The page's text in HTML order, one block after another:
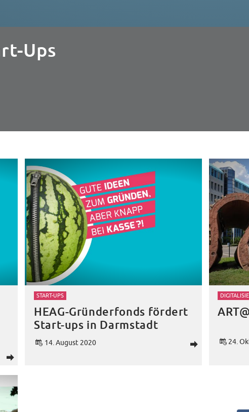
Ups
d
d
14. August 2020
START-UPS
HEAG-Gründerfonds fördert
Start-ups in Darmstadt
24.